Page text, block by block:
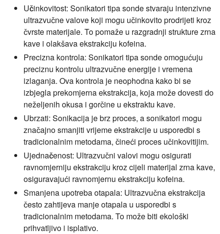
Učinkovitost: Sonikatori tipa sonde stvaraju intenzivne
ultrazvučne valove koji mogu učinkovito prodrijeti kroz
čvrste materijale. To pomaže u razgradnji strukture zrna
kave i olakšava ekstrakciju kofeina.
Precizna kontrola: Sonikatori tipa sonde omogućuju
preciznu kontrolu ultrazvučne energije i vremena
izlaganja. Ova kontrola je neophodna kako bi se
izbjegla prekomjerna ekstrakcija, koja može dovesti do
neželjenih okusa i gorčine u ekstraktu kave.
Ubrzati: Sonikacija je brz proces, a sonikatori mogu
značajno smanjiti vrijeme ekstrakcije u usporedbi s
tradicionalnim metodama, čineći proces učinkovitijim.
Ujednačenost: Ultrazvučni valovi mogu osigurati
ravnomjerniju ekstrakciju kroz cijeli materijal zrna kave,
osiguravajući ravnomjernu ekstrakciju kofeina.
Smanjena upotreba otapala: Ultrazvučna ekstrakcija
često zahtijeva manje otapala u usporedbi s
tradicionalnim metodama. To može biti ekološki
prihvatljivo i isplativo.